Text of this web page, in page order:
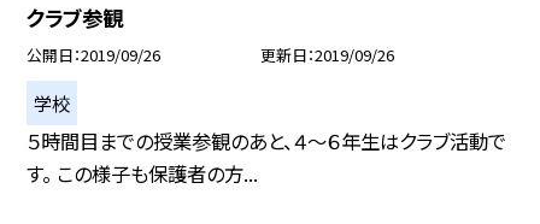
クラブ参観
公開日 2019/09/26 更新日 2019/09/26
学校
５時間目までの授業参観のあと、４〜６年生はクラブ活動で
す。 この様子も保護者の方...